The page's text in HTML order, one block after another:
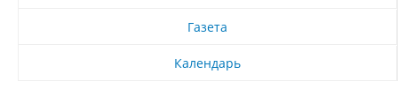
Газета
Календарь